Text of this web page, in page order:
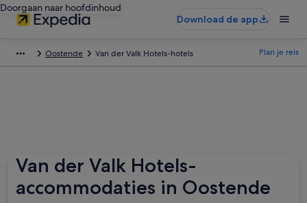
Doorgaan naar hoofdinhoud
Download de app
Oostende Van der Valk Hotels-hotels Plan je reis
Van der Valk Hotels-
accommodaties in Oostende